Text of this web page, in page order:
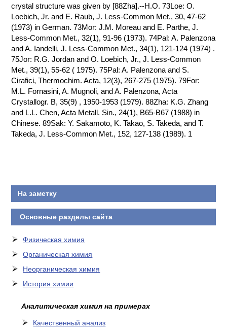
КОНТАКТЫ
crystal structure was given by [88Zha].--H.O. 73Loe: O.
Loebich, Jr. and E. Raub, J. Less-Common Met., 30, 47-62
(1973) in German. 73Mor: J.M. Moreau and E. Parthe, J.
Less-Common Met., 32(1), 91-96 (1973). 74Pal: A. Palenzona
and A. Iandelli, J. Less-Common Met., 34(1), 121-124 (1974) .
75Jor: R.G. Jordan and O. Loebich, Jr., J. Less-Common
Met., 39(1), 55-62 ( 1975). 75Pal: A. Palenzona and S.
Cirafici, Thermochim. Acta, 12(3), 267-275 (1975). 79For:
M.L. Fornasini, A. Mugnoli, and A. Palenzona, Acta
Crystallogr. B, 35(9) , 1950-1953 (1979). 88Zha: K.G. Zhang
and L.L. Chen, Acta Metall. Sin., 24(1), B65-B67 (1988) in
Chinese. 89Sak: Y. Sakamoto, K. Takao, S. Takeda, and T.
Takeda, J. Less-Common Met., 152, 127-138 (1989). 1
На заметку
Основные разделы сайта
Физическая химия
Органическая химия
Неорганическая химия
История химии
Аналитическая химия на примерах
Качественный анализ